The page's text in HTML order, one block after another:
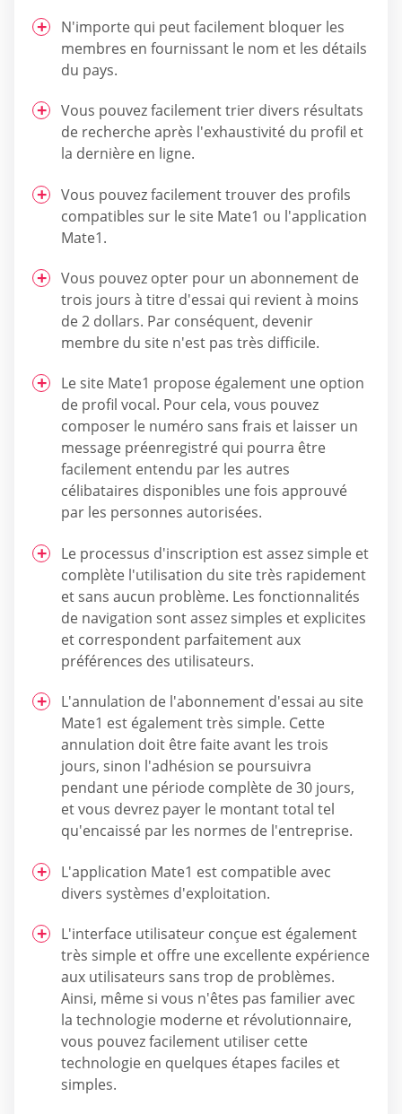
N'importe qui peut facilement bloquer les
membres en fournissant le nom et les détails
du pays.
Vous pouvez facilement trier divers résultats
de recherche après l'exhaustivité du profil et
la dernière en ligne.
Vous pouvez facilement trouver des profils
compatibles sur le site Mate1 ou l'application
Mate1.
Vous pouvez opter pour un abonnement de
trois jours à titre d'essai qui revient à moins
de 2 dollars. Par conséquent, devenir
membre du site n'est pas très difficile.
Le site Mate1 propose également une option
de profil vocal. Pour cela, vous pouvez
composer le numéro sans frais et laisser un
message préenregistré qui pourra être
facilement entendu par les autres
célibataires disponibles une fois approuvé
par les personnes autorisées.
Le processus d'inscription est assez simple et
complète l'utilisation du site très rapidement
et sans aucun problème. Les fonctionnalités
de navigation sont assez simples et explicites
et correspondent parfaitement aux
préférences des utilisateurs.
L'annulation de l'abonnement d'essai au site
Mate1 est également très simple. Cette
annulation doit être faite avant les trois
jours, sinon l'adhésion se poursuivra
pendant une période complète de 30 jours,
et vous devrez payer le montant total tel
qu'encaissé par les normes de l'entreprise.
L'application Mate1 est compatible avec
divers systèmes d'exploitation.
L'interface utilisateur conçue est également
très simple et offre une excellente expérience
aux utilisateurs sans trop de problèmes.
Ainsi, même si vous n'êtes pas familier avec
la technologie moderne et révolutionnaire,
vous pouvez facilement utiliser cette
technologie en quelques étapes faciles et
simples.